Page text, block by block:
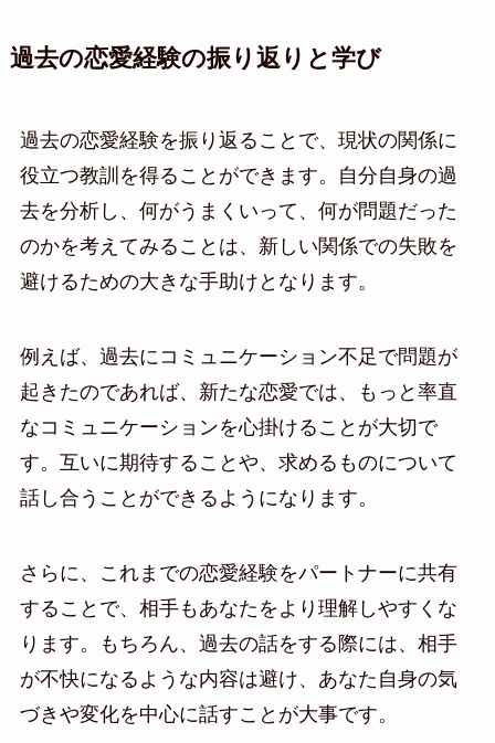
過去の恋愛経験の振り返りと学び
過去の恋愛経験を振り返ることで、現状の関係に
役立つ教訓を得ることができます。自分自身の過
去を分析し、何がうまくいって、何が問題だった
のかを考えてみることは、新しい関係での失敗を
避けるための大きな手助けとなります。
例えば、過去にコミュニケーション不足で問題が
起きたのであれば、新たな恋愛では、もっと率直
なコミュニケーションを心掛けることが大切で
す。互いに期待することや、求めるものについて
話し合うことができるようになります。
さらに、これまでの恋愛経験をパートナーに共有
することで、相手もあなたをより理解しやすくな
ります。もちろん、過去の話をする際には、相手
が不快になるような内容は避け、あなた自身の気
づきや変化を中心に話すことが大事です。